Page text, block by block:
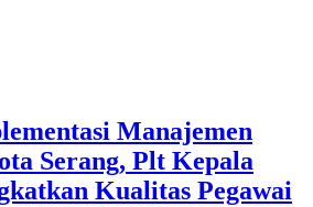
Manajemen
Serang, Plt Kepala
Kualitas Pegawai